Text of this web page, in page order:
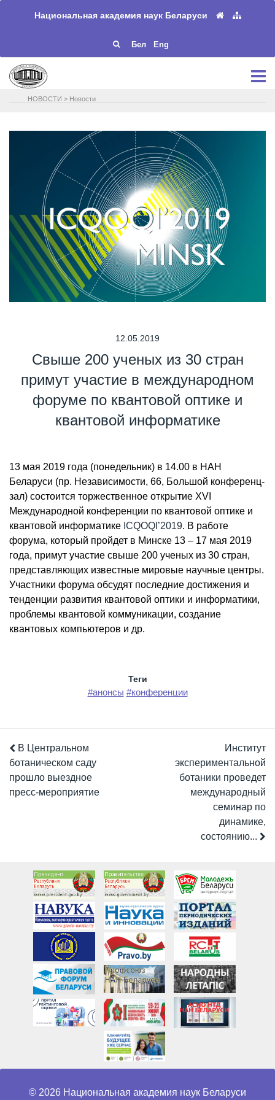
Национальная академия наук Беларуси
Бел Eng
НОВОСТИ > Новости
12.05.2019
Свыше 200 ученых из 30 стран
примут участие в международном
форуме по квантовой оптике и
квантовой информатике
13 мая 2019 года (понедельник) в 14.00 в НАН
Беларуси (пр. Независимости, 66, Большой конференц-
зал) состоится торжественное открытие XVI
Международной конференции по квантовой оптике и
квантовой информатике ICQOQI’2019. В работе
форума, который пройдет в Минске 13 – 17 мая 2019
года, примут участие свыше 200 ученых из 30 стран,
представляющих известные мировые научные центры.
Участники форума обсудят последние достижения и
тенденции развития квантовой оптики и информатики,
проблемы квантовой коммуникации, создание
квантовых компьютеров и др.
Теги
#анонсы #конференции
В Центральном
ботаническом саду
прошло выездное
пресс-мероприятие
Институт
экспериментальной
ботаники проведет
международный
семинар по
динамике,
состоянию...
© 2026 Национальная академия наук Беларуси